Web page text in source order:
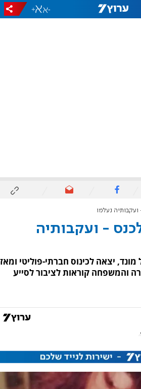
-
+
נעלמו
- ועקבותיה
יצאה לכינוס חברתי-פוליטי ומאז
והמשפחה קוראות לציבור לסייע